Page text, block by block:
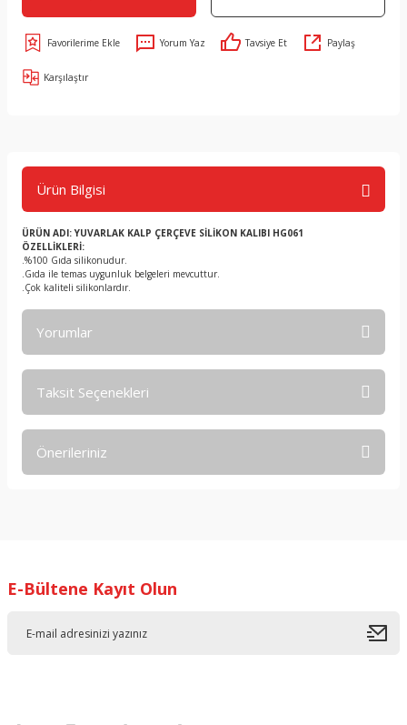
Yorum Yaz Tavsiye Et Paylaş
Karşılaştır
Ürün Bilgisi
ÜRÜN ADI: YUVARLAK KALP ÇERÇEVE SİLİKON KALIBI HG061
ÖZELLİKLERİ:
.%100 Gıda silikonudur.
.Gıda ile temas uygunluk belgeleri mevcuttur.
.Çok kaliteli silikonlardır.
Yorumlar
Taksit Seçenekleri
Önerileriniz
Ürün resmi kalitesiz, bozuk veya görüntülenemiyor.
E-Bültene Kayıt Olun